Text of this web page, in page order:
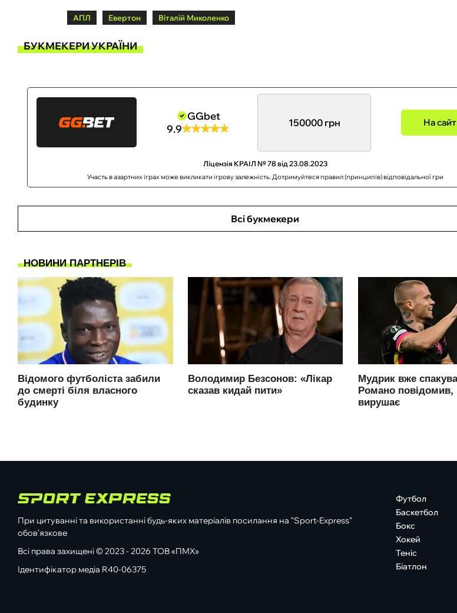
АПЛ Евертон Віталій Миколенко
БУКМЕКЕРИ УКРАЇНИ
GGbet
9.9
150000 грн На сайт
Ліцензія КРАІЛ № 78 від 23.08.2023
Участь в азартних іграх може викликати ігрову залежність. Дотримуйтеся правил (принципів) відповідальної гри
Всі букмекери
При цитуванні та використанні будь-яких матеріалів посилання на "Sport-Express"
обов'язкове
Всі права захищені © 2023 - 2026 ТОВ «ПМХ»
Ідентифікатор медіа R40-06375
Футбол
Баскетбол
Бокс
Хокей
Теніс
Біатлон